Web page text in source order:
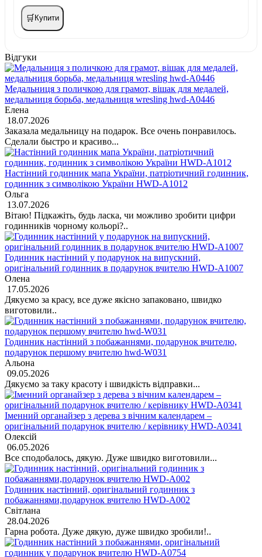
🛒 Купити
Відгуки
Медальниця з поличкою для грамот, вішак для медалей,
медальниця борьба, медальниця wresling hwd-А0446
Елена
18.07.2026
Заказала медальницу на подарок. Все очень понравилось.
Сделали быстро и красиво...
Настінний годинник мапа України, патріотичний годинник,
годинник з символікою України HWD-A1012
Ольга
13.07.2026
Вітаю! Підкажіть, будь ласка, чи можливо зробити цифри
годинників чорному кольорі?..
Годинник настінний у подарунок на випускний,
оригінальний годинник в подарунок вчителю HWD-A1007
Олена
17.05.2026
Дякуємо за красу, все дуже якісно запаковано, швидко
виготовили..
Годинник настінний з побажаннями, подарунок вчителю,
подарунок першому вчителю hwd-W031
Альона
09.05.2026
Дякуємо за таку красоту і швидкість відправки...
Іменний органайзер з дерева з вічним календарем –
оригінальний подарунок вчителю / керівнику HWD-A0341
Олексій
06.05.2026
Все сподобалось, дякую. Дуже швидко виготовили...
Годинник настінний, оригінальний годинник з
побажаннями,подарунок вчителю HWD-A002
Світлана
28.04.2026
Гарна робота. Дуже дякую, дуже швидко зробили!..